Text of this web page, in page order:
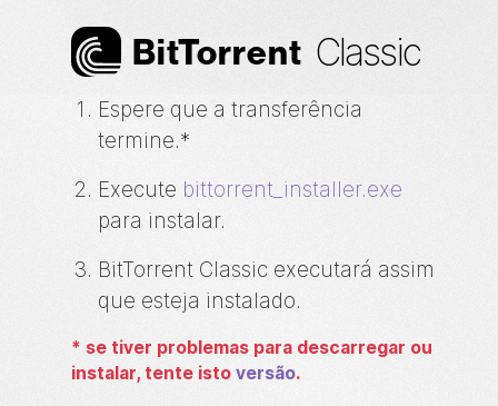
BitTorrent Classic
Espere que a transferência
termine.*
Execute bittorrent_installer.exe
para instalar.
BitTorrent Classic executará assim
que esteja instalado.
* se tiver problemas para descarregar ou
instalar, tente isto versão.